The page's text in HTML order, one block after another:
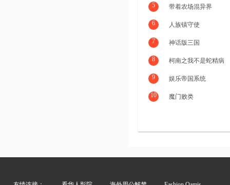
5 带着农场混异界
6 人族镇守使
7 神话版三国
8 柯南之我不是蛇精病
9 娱乐帝国系统
10 魔门败类